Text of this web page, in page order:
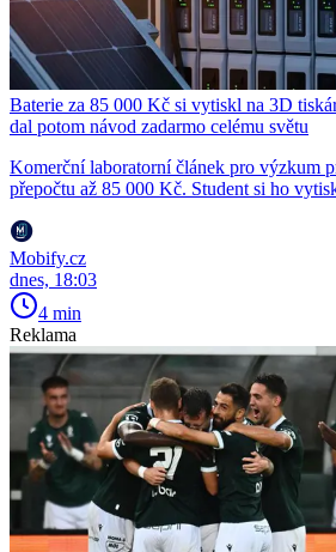
Baterie za 85 000 Kč si vytiskl na 3D
dal potom návod zadarmo celému světu
Komerční laboratorní článek pro výzkum
přepočtu až 85 000 Kč. Student si ho
Mobify.cz
dnes, 18:03
4 min
Reklama